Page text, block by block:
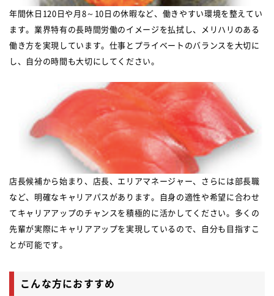
年間休日120日や月8～10日の休暇など、働きやすい環境を整えてい
ます。業界特有の長時間労働のイメージを払拭し、メリハリのある
働き方を実現しています。仕事とプライベートのバランスを大切に
し、自分の時間も大切にしてください。
店長候補から始まり、店長、エリアマネージャー、さらには部長職
など、明確なキャリアパスがあります。自身の適性や希望に合わせ
てキャリアアップのチャンスを積極的に活かしてください。多くの
先輩が実際にキャリアアップを実現しているので、自分も目指すこ
とが可能です。
こんな方におすすめ